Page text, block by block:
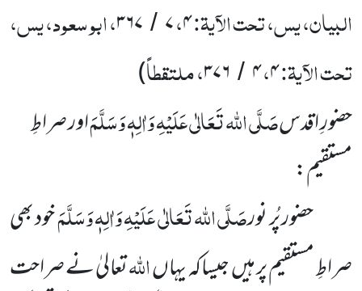
البیان، یس، تحت الآیۃ:۴،۷ / ۳۶۷، ابو سعود، یس،
تحت الآیۃ:۴،۴ / ۳۷۶، ملتقطاً)
حضورِ اقدسصَلَّی اللہ تَعَالٰی عَلَیْہِ وَاٰلِہٖ وَسَلَّمَاور صراطِ
مستقیم:
حضور پُر نورصَلَّی اللہ تَعَالٰی عَلَیْہِ وَاٰلِہٖ وَسَلَّمَخود بھی
صراطِ مستقیم پر ہیں جیساکہ یہاںاللہتعالیٰ نے صراحت